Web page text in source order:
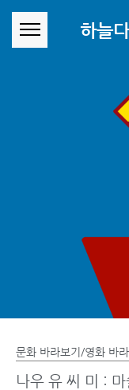
하늘
문화 바라보기/영화 바라
나우 유 씨 미 :